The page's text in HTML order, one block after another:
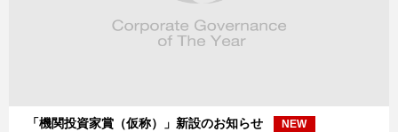
「機関投資家賞（仮称）」新設のお知らせ
NEW